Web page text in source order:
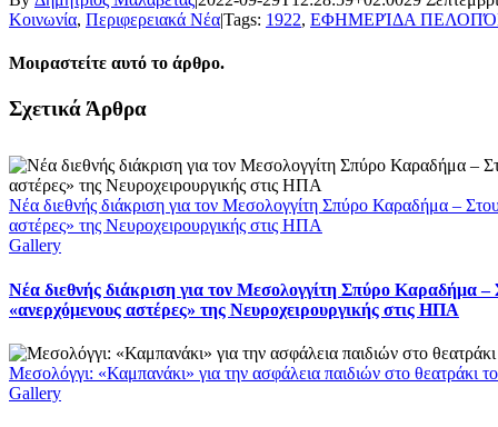
Κοινωνία, Περιφερειακά Νέα|Tags: 1922, ΕΦΗΜΕΡΊΔΑ
Μοιραστείτε αυτό το άρθρο.
Facebook
X
LinkedIn
WhatsApp
Email
Σχετικά Άρθρα
Νέα διεθνής διάκριση για τον Μεσολογγίτη Σπύρο Καραδήμα –
αστέρες» της Νευροχειρουργικής στις ΗΠΑ
Gallery
Νέα διεθνής διάκριση για τον Μεσολογγίτη Σπύρο Καραδήμα –
«ανερχόμενους αστέρες» της Νευροχειρουργικής στις ΗΠΑ
Μεσολόγγι: «Καμπανάκι» για την ασφάλεια παιδιών στο θεατράκι
Gallery